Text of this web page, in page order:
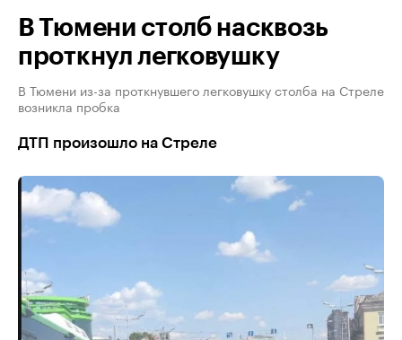
В Тюмени столб насквозь
проткнул легковушку
В Тюмени из-за проткнувшего легковушку столба на Стреле
возникла пробка
ДТП произошло на Стреле